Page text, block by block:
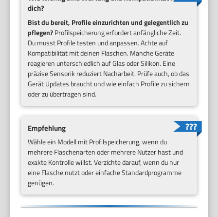
dich?
Bist du bereit, Profile einzurichten und gelegentlich zu
pflegen?Profilspeicherung erfordert anfängliche Zeit.
Du musst Profile testen und anpassen. Achte auf
Kompatibilität mit deinen Flaschen. Manche Geräte
reagieren unterschiedlich auf Glas oder Silikon. Eine
präzise Sensorik reduziert Nacharbeit. Prüfe auch, ob das
Gerät Updates braucht und wie einfach Profile zu sichern
oder zu übertragen sind.
Empfehlung
Wähle ein Modell mit Profilspeicherung, wenn du
mehrere Flaschenarten oder mehrere Nutzer hast und
exakte Kontrolle willst. Verzichte darauf, wenn du nur
eine Flasche nutzt oder einfache Standardprogramme
genügen.